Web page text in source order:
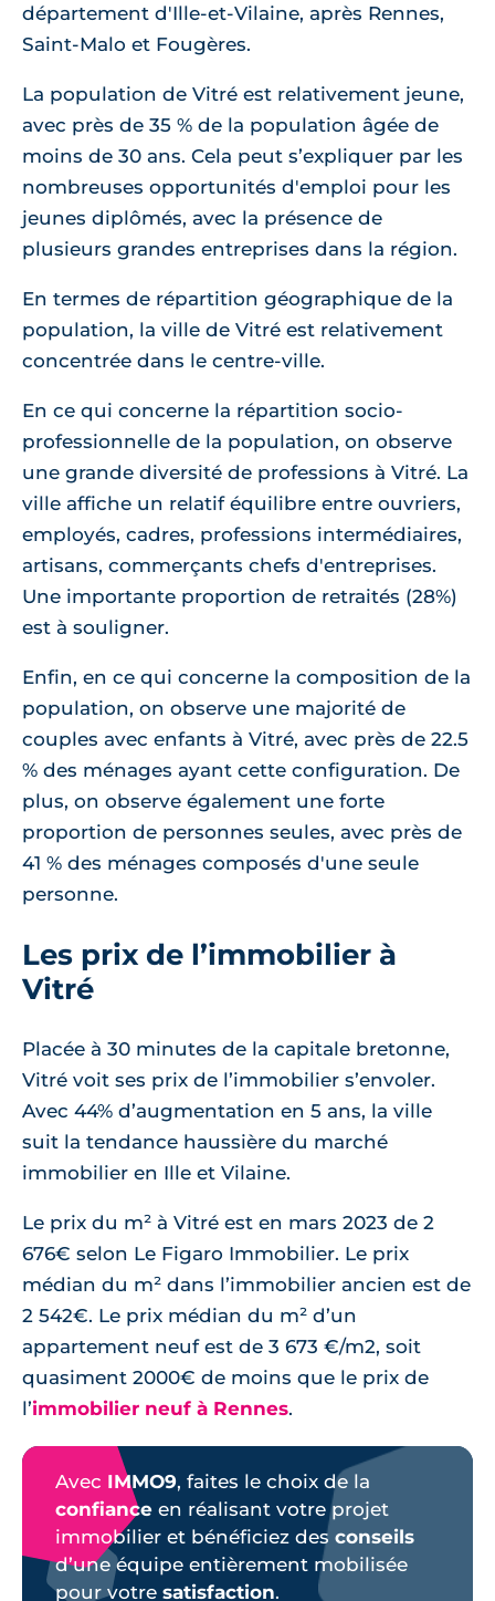
département d'Ille-et-Vilaine, après Rennes,
Saint-Malo et Fougères.
La population de Vitré est relativement jeune,
avec près de 35 % de la population âgée de
moins de 30 ans. Cela peut s’expliquer par les
nombreuses opportunités d'emploi pour les
jeunes diplômés, avec la présence de
plusieurs grandes entreprises dans la région.
En termes de répartition géographique de la
population, la ville de Vitré est relativement
concentrée dans le centre-ville.
En ce qui concerne la répartition socio-
professionnelle de la population, on observe
une grande diversité de professions à Vitré. La
ville affiche un relatif équilibre entre ouvriers,
employés, cadres, professions intermédiaires,
artisans, commerçants chefs d'entreprises.
Une importante proportion de retraités (28%)
est à souligner.
Enfin, en ce qui concerne la composition de la
population, on observe une majorité de
couples avec enfants à Vitré, avec près de 22.5
% des ménages ayant cette configuration. De
plus, on observe également une forte
proportion de personnes seules, avec près de
41 % des ménages composés d'une seule
personne.
Les prix de l’immobilier à
Vitré
Placée à 30 minutes de la capitale bretonne,
Vitré voit ses prix de l’immobilier s’envoler.
Avec 44% d’augmentation en 5 ans, la ville
suit la tendance haussière du marché
immobilier en Ille et Vilaine.
Le prix du m² à Vitré est en mars 2023 de 2
676€ selon Le Figaro Immobilier. Le prix
médian du m² dans l’immobilier ancien est de
2 542€. Le prix médian du m² d’un
appartement neuf est de 3 673 €/m2, soit
quasiment 2000€ de moins que le prix de
l’immobilier neuf à Rennes.
Avec IMMO9, faites le choix de la
confiance en réalisant votre projet
immobilier et bénéficiez des conseils
d’une équipe entièrement mobilisée
pour votre satisfaction.